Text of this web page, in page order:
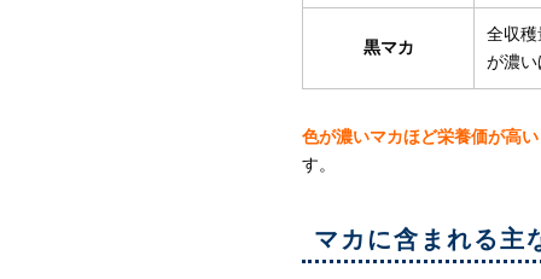
黒マカ
全収穫
が濃
色が濃いマカほど栄養価が高い
す。
マカに含まれる主